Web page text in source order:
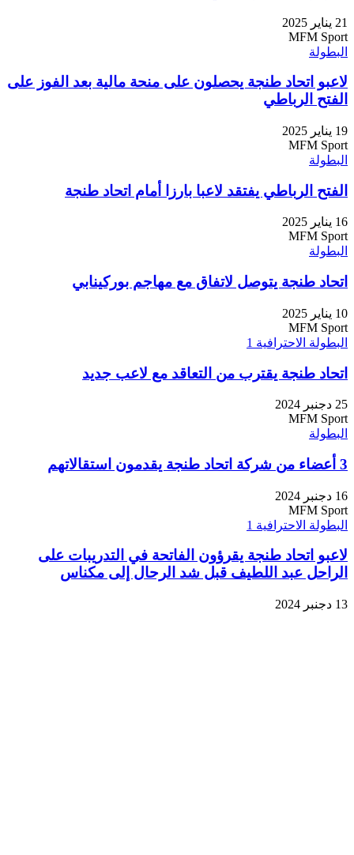
21 يناير 2025
MFM Sport
البطولة
لاعبو اتحاد طنجة يحصلون على منحة مالية بعد الفوز على
الفتح الرباطي
19 يناير 2025
MFM Sport
البطولة
الفتح الرباطي يفتقد لاعبا بارزا أمام اتحاد طنجة
16 يناير 2025
MFM Sport
البطولة
اتحاد طنجة يتوصل لاتفاق مع مهاجم بوركينابي
10 يناير 2025
MFM Sport
البطولة الاحترافية 1
اتحاد طنجة يقترب من التعاقد مع لاعب جديد
25 دجنبر 2024
MFM Sport
البطولة
3 أعضاء من شركة اتحاد طنجة يقدمون استقالاتهم
16 دجنبر 2024
MFM Sport
البطولة الاحترافية 1
لاعبو اتحاد طنجة يقرؤون الفاتحة في التدريبات على
الراحل عبد اللطيف قبل شد الرحال إلى مكناس
13 دجنبر 2024